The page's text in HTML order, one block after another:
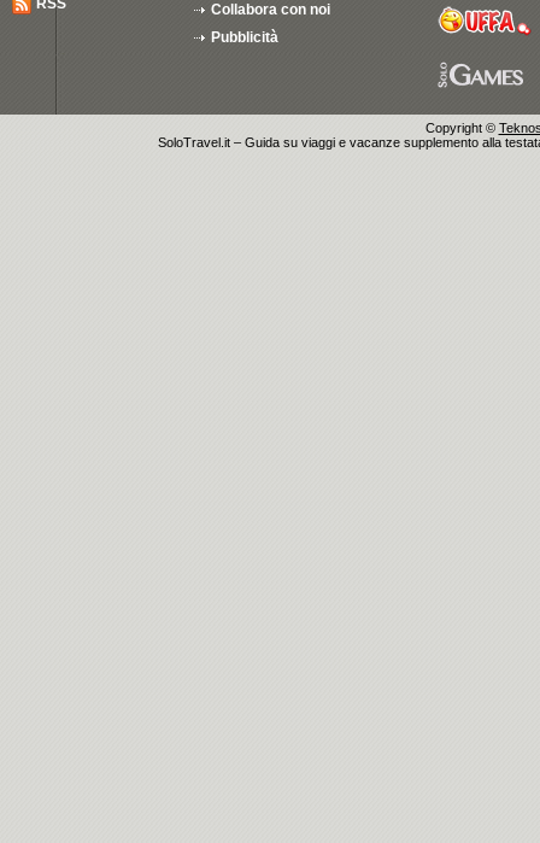
RSS
Collabora con noi
Pubblicità
Copyright ©
SoloTravel.it – Guida su viaggi e vacanze supplemento alla